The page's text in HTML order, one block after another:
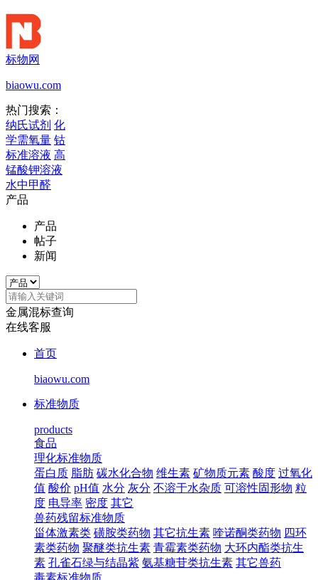
标物网
biaowu.com
热门搜索：
纳氏试剂 化
学需氧量 钴
标准溶液 高
锰酸钾溶液
水中甲醛
产品
产品
帖子
新闻
金属混标查询
在线客服
首页
biaowu.com
标准物质
products
食品
理化标准物质
蛋白质 脂肪 碳水化合物 维生素 矿物质元素 酸度 过氧化
值 酸价 pH值 水分 灰分 不溶于水杂质 可溶性固形物 粒
度 电导率 密度 其它
兽药残留标准物质
甾体激素类 磺胺类药物 其它抗生素 喹诺酮类药物 四环
素类药物 聚醚类抗生素 青霉素类药物 大环内酯类抗生
素 孔雀石绿与结晶紫 氨基糖苷类抗生素 其它兽药
毒素标准物质